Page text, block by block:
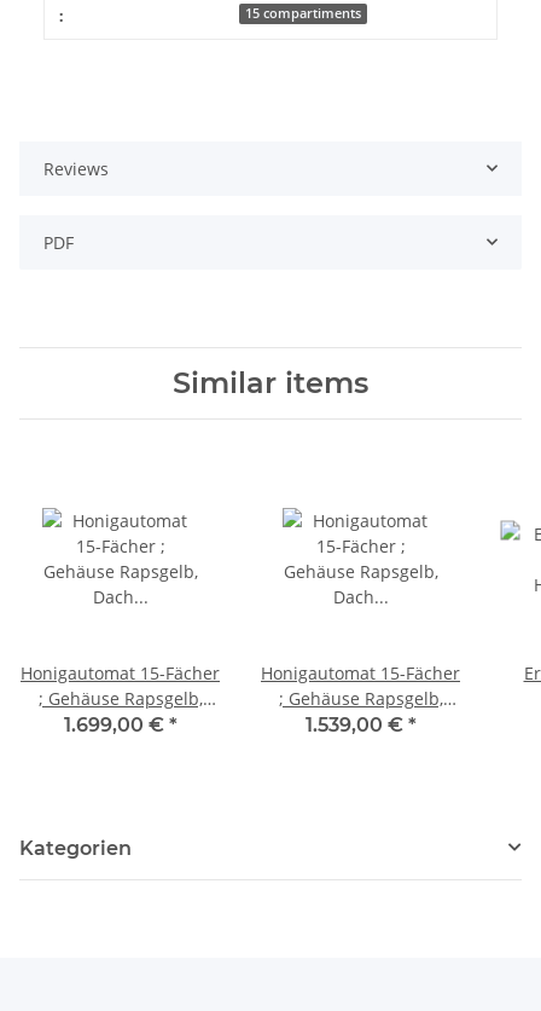
: 15 compartiments
Reviews
PDF
Similar items
Honigautomat 15-Fächer
; Gehäuse Rapsgelb,
Dach Schwarz;
1.699,00 € *
Honigautomat 15-Fächer
; Gehäuse Rapsgelb,
Dach Schwarz;
1.539,00 € *
Kategorien